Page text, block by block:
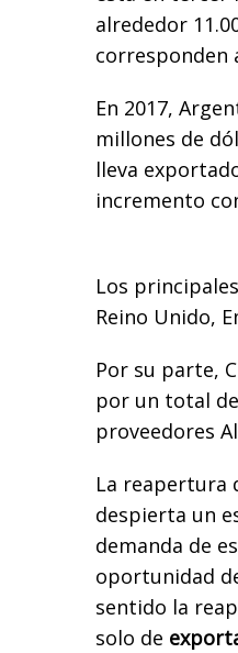
alrededor
corresponden
En 2017,
millones de
lleva
incremento
Los
Reino Unido,
Por su parte,
por un total de
proveedores
La reapertura
despierta un
demanda de
oportunidad
sentido la
solo de